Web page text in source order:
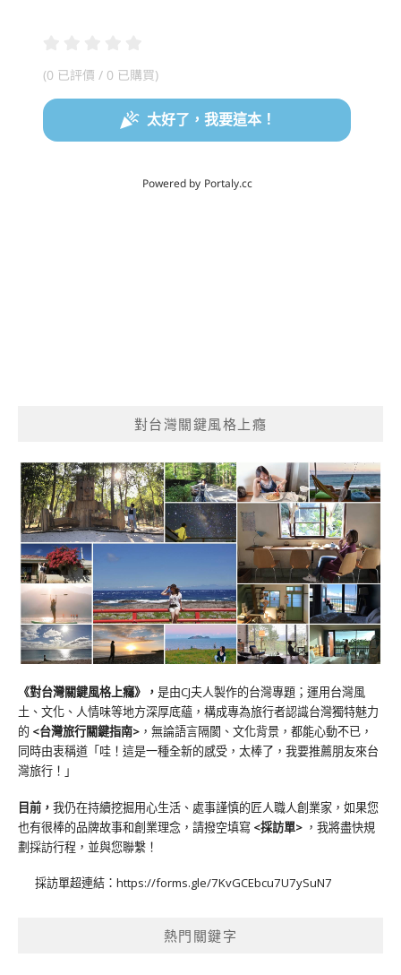
對台灣關鍵風格上癮
《對台灣關鍵風格上癮》 ， 是由CJ夫人製作的台灣專題；運用台灣風
土、文化、人情味等地方深厚底蘊，構成專為旅行者認識台灣獨特魅力
的 <台灣旅行關鍵指南> ，無論語言隔閡、文化背景，都能心動不已，
同時由衷稱道「哇！這是一種全新的感受，太棒了，我要推薦朋友來台
灣旅行！」
目前， 我仍在持續挖掘用心生活、處事謹慎的匠人職人創業家，如果您
也有很棒的品牌故事和創業理念，請撥空填寫 <採訪單> ，我將盡快規
劃採訪行程，並與您聯繫！
採訪單超連結： https://forms.gle/7KvGCEbcu7U7ySuN7
熱門關鍵字